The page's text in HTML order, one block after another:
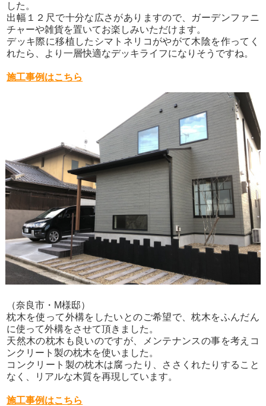
した。
出幅１２尺で十分な広さがありますので、ガーデンファニ
チャーや雑貨を置いてお楽しみいただけます。
デッキ際に移植したシマトネリコがやがて木陰を作ってく
れたら、より一層快適なデッキライフになりそうですね。
施工事例はこちら
（奈良市・M様邸）
枕木を使って外構をしたいとのご希望で、枕木をふんだん
に使って外構をさせて頂きました。
天然木の枕木も良いのですが、メンテナンスの事を考えコ
ンクリート製の枕木を使いました。
コンクリート製の枕木は腐ったり、ささくれたりすること
なく、リアルな木質を再現しています。
施工事例はこちら